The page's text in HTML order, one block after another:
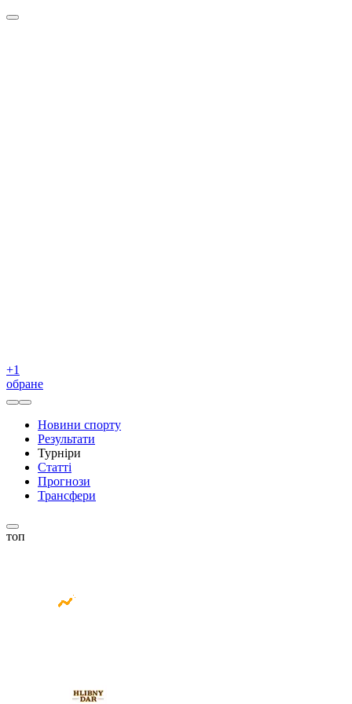
+1
обране
Новини спорту
Результати
Турніри
Статті
Прогнози
Трансфери
топ